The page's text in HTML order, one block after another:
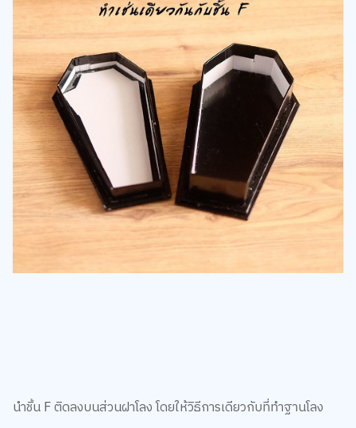
นำชิ้น F ติดลงบนส่วนฝาโลง โดยให้วิธีการเดียวกับที่ทำฐานโลง